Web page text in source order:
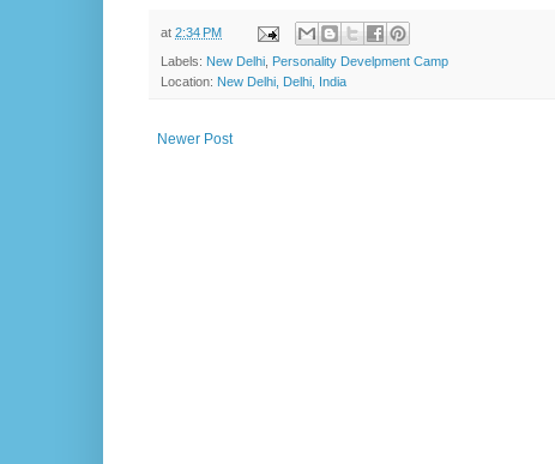
at 2:34 PM
Labels: New Delhi
Personality Develpment Camp
Location: New Delhi, Delhi, India
Newer Post